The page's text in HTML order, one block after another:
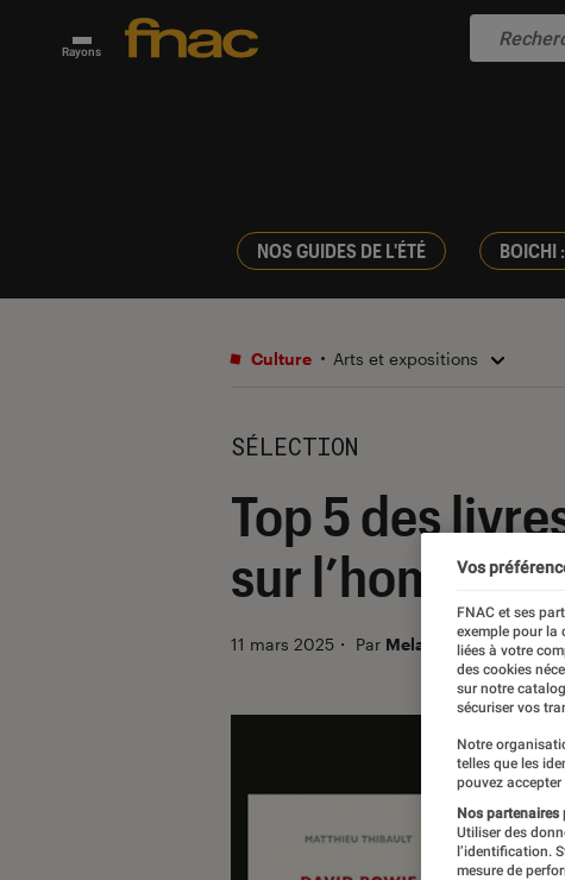
Rayons
NOS GUIDES DE L'ÉTÉ BOICHI
Culture Arts et expositions
SÉLECTION
Top 5 des
sur l’homme
11 mars 2025 ・ Par Melanie C.
Vos
FNAC et ses
exemple pour la
liées à votre
des cookies
sur notre
sécuriser vos
Notre
telles que les
pouvez
Nos
Utiliser des
l’identification.
mesure de